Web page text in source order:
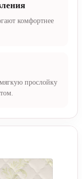
комфортнее
прослойку